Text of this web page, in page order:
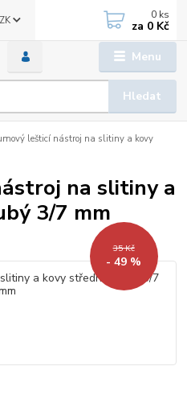
Menu
Hledat
0 ks
za 0 Kč
lešticí nástroj na slitiny a kovy
na slitiny a
3/7 mm
35 Kč
- 49 %